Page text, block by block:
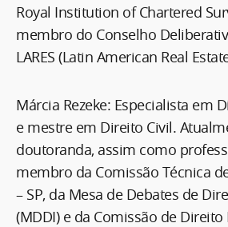
Royal Institution of Chartered
membro do Conselho
LARES (Latin American Real
Márcia Rezeke: Especialista em
e mestre em Direito Civil.
doutoranda, assim como
membro da Comissão Técnica
– SP, da Mesa de Debates de
(MDDI) e da Comissão de